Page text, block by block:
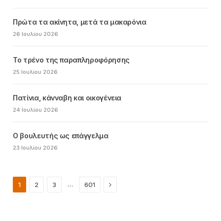
Πρώτα τα ακίνητα, μετά τα μακαρόνια
26 Ιουλίου 2026
Το τρένο της παραπληροφόρησης
25 Ιουλίου 2026
Πατίνια, κάνναβη και οικογένεια
24 Ιουλίου 2026
Ο βουλευτής ως επάγγελμα
23 Ιουλίου 2026
1 2 3 … 601 Next